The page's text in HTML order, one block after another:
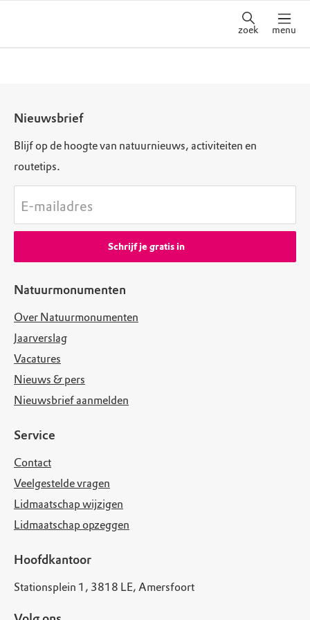
zoek menu
Natuurmonumenten
Over Natuurmonumenten
Jaarverslag
Vacatures
Nieuws & pers
Nieuwsbrief aanmelden
Service
Contact
Veelgestelde vragen
Lidmaatschap wijzigen
Lidmaatschap opzeggen
Hoofdkantoor
Stationsplein 1, 3818 LE, Amersfoort
Nieuwsbrief
Blijf op de hoogte van natuurnieuws, activiteiten en
routetips.
E-mailadres
Schrijf je gratis in